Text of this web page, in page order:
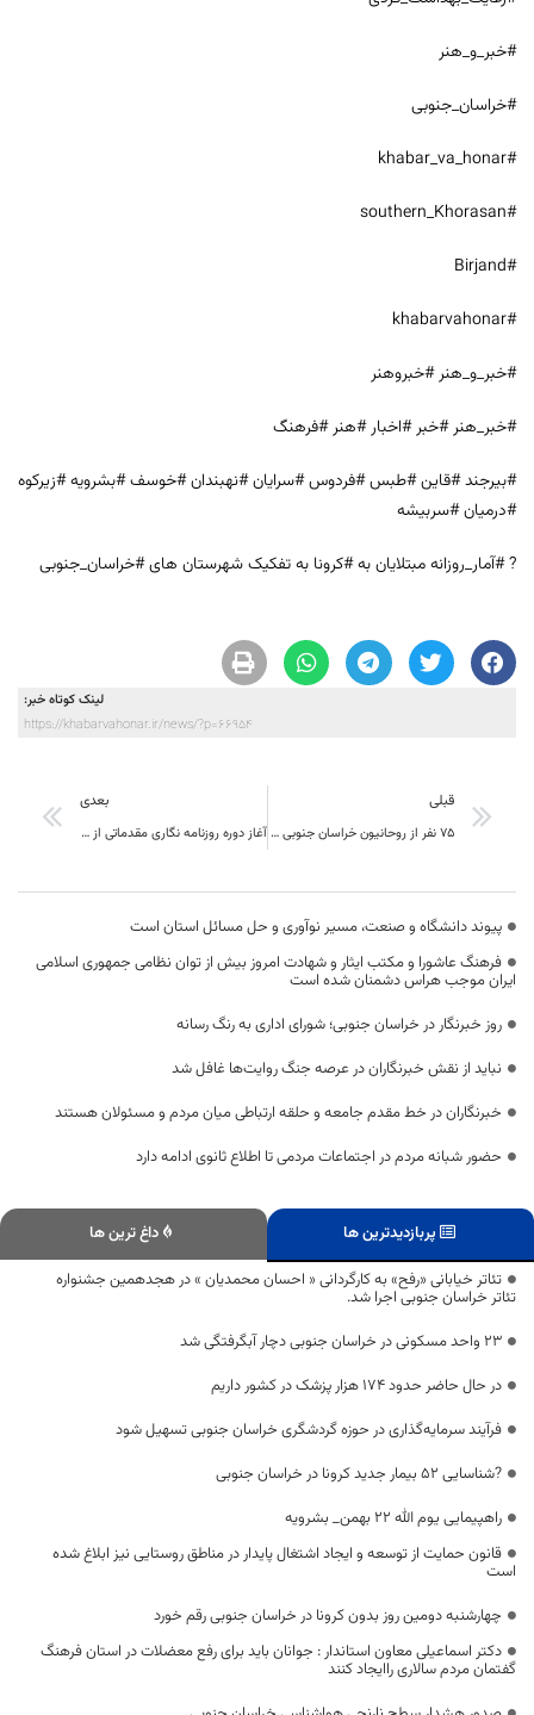
#خبر_و_هنر
#خراسان_جنوبی
#khabar_va_honar
#southern_Khorasan
#Birjand
#khabarvahonar
#خبر_و_هنر #خبروهنر
#خبر_هنر #خبر #اخبار #هنر #فرهنگ
#بیرجند #قاین #طبس #فردوس #سرایان #نهبندان #خوسف #بشرویه #زیرکوه
#درمیان #سربیشه
? #آمار_روزانه مبتلایان به #کرونا به تفکیک شهرستان های #خراسان_جنوبی
لینک کوتاه خبر:
https://khabarvahonar.ir/news/?p=66954
قبلی
۷۵ نفر از روحانیون خراسان جنوبی در اجلاسیه جامعه مدرسین شرکت کردند
بعدی
آغاز دوره روزنامه نگاری مقدماتی از امروز در خراسان جنوبی
پیوند دانشگاه و صنعت، مسیر نوآوری و حل مسائل استان است
فرهنگ عاشورا و مکتب ایثار و شهادت امروز بیش از توان نظامی جمهوری اسلامی
ایران موجب هراس دشمنان شده است
روز خبرنگار در خراسان جنوبی؛ شورای اداری به رنگ رسانه
نباید از نقش خبرنگاران در عرصه جنگ روایت‌ها غافل شد
خبرنگاران در خط مقدم جامعه و حلقه ارتباطی میان مردم و مسئولان هستند
حضور شبانه مردم در اجتماعات مردمی تا اطلاع ثانوی ادامه دارد
پربازدیدترین ها
داغ ترین ها
تئاتر خیابانی «رفح» به کارگردانی « احسان محمدیان » در هجدهمین جشنواره
تئاتر خراسان جنوبی اجرا شد.
۲۳ واحد مسکونی در خراسان جنوبی دچار آبگرفتگی شد
در حال حاضر حدود ۱۷۴ هزار پزشک در کشور داریم
فرآیند سرمایه‌گذاری در حوزه گردشگری خراسان جنوبی تسهیل شود
?شناسایی ۵2 بیمار جدید کرونا در خراسان جنوبی
راهپیمایی یوم الله 22 بهمن_ بشرویه
قانون حمایت از توسعه و ایجاد اشتغال پایدار در مناطق روستایی نیز ابلاغ شده
است
چهارشنبه دومین روز بدون کرونا در خراسان جنوبی رقم خورد
دکتر اسماعیلی معاون استاندار : جوانان باید برای رفع معضلات در استان فرهنگ
گفتمان مردم سالاری راایجاد کنند